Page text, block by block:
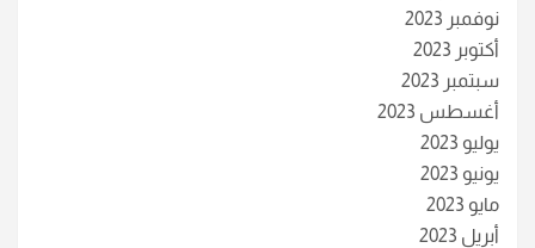
نوفمبر 2023
أكتوبر 2023
سبتمبر 2023
أغسطس 2023
يوليو 2023
يونيو 2023
مايو 2023
أبريل 2023